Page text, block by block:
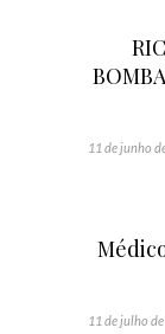
11 de junho
11 de julho